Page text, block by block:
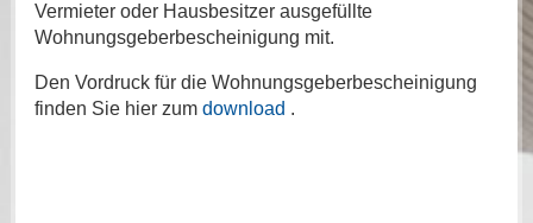
Vermieter oder Hausbesitzer ausgefüllte
Wohnungsgeberbescheinigung mit.
Den Vordruck für die Wohnungsgeberbescheinigung
finden Sie hier zum download .